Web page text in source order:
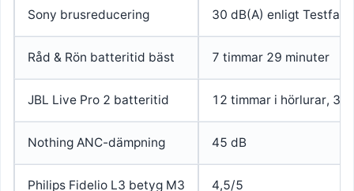
Sony brusreducering 30 dB(A) enligt
Råd & Rön batteritid bäst 7 timmar 29 minuter
JBL Live Pro 2 batteritid 12 timmar i hörlurar, 36
Nothing ANC-dämpning 45 dB
Philips Fidelio L3 betyg M3 4,5/5